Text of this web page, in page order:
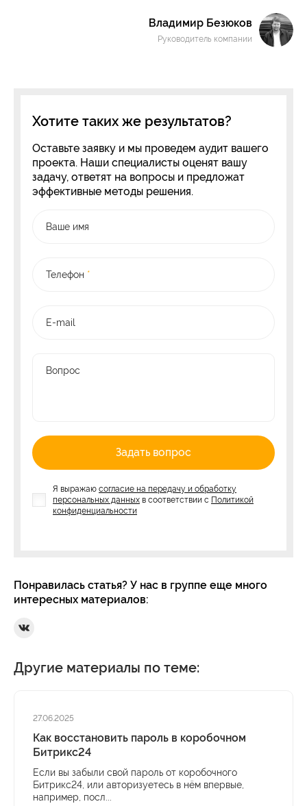
Владимир Безюков
Руководитель компании
Хотите таких же результатов?
Оставьте заявку и мы проведем аудит вашего
проекта. Наши специалисты оценят вашу
задачу, ответят на вопросы и предложат
эффективные методы решения.
Ваше имя
Телефон *
E-mail
Вопрос
Задать вопрос
Я выражаю согласие на передачу и обработку
персональных данных в соответствии с Политикой
конфиденциальности
Понравилась статья? У нас в группе еще много
интересных материалов:
Ссылка на Вконтакте
Другие материалы по теме:
27.06.2025
Как восстановить пароль в коробочном
Битрикс24
Если вы забыли свой пароль от коробочного
Битрикс24, или авторизуетесь в нём впервые,
например, посл...